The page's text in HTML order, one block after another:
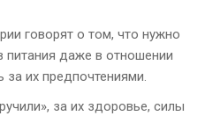
говорят о том, что нужно
питания даже в отношении
их предпочтениями.
за их здоровье, силы